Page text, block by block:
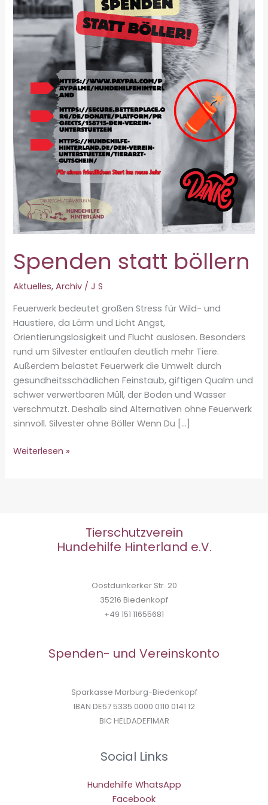
Spenden statt böllern
Aktuelles,Archiv /J S
Feuerwerk bedeutet großen Stress für Wild- und
Haustiere, da Lärm und Licht Angst,
Orientierungslosigkeit und Flucht auslösen. Besonders
rund um Silvester entlaufen deutlich mehr Tiere.
Außerdem belastet Feuerwerk die Umwelt durch
gesundheitsschädlichen Feinstaub, giftigen Qualm und
schwer verwertbaren Müll, der Boden und Wasser
verschmutzt. Deshalb sind Alternativen ohne Feuerwerk
sinnvoll. Silvester ohne Böller Wenn Du […]
Spenden
Weiterlesen »
Tierschutzverein
Hundehilfe Hinterland e.V.
Oostduinkerker Str. 20
35216 Biedenkopf
+49 151 11655681
Spenden- und Vereinskonto
Sparkasse Marburg-Biedenkopf
IBAN DE57 5335 0000 0110 0141 12
BIC HELDADEF1MAR
Social Links
Hundehilfe WhatsApp
Facebook